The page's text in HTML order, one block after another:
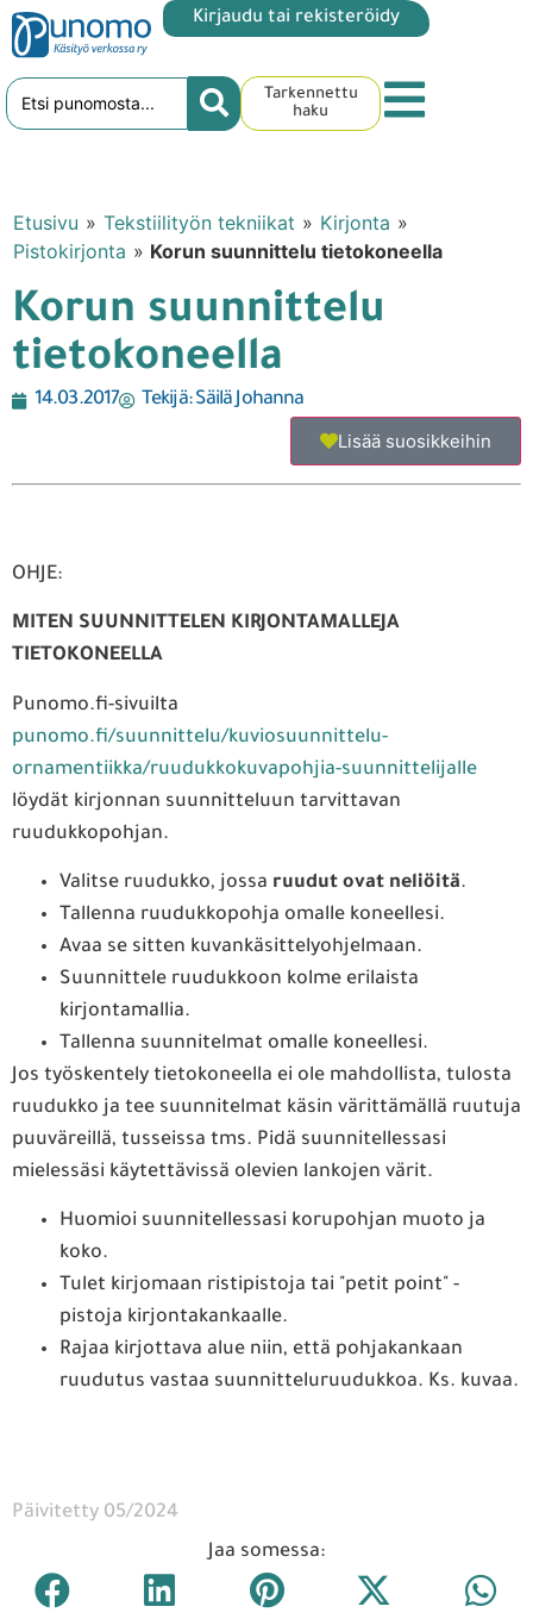
Kirjaudu tai rekisteröidy
Tarkennettu
haku
Etusivu » Tekstiilityön tekniikat » Kirjonta »
Pistokirjonta » Korun suunnittelu tietokoneella
Korun suunnittelu
tietokoneella
14.03.2017 Tekijä:Säilä Johanna
Lisää suosikkeihin
OHJE:
MITEN SUUNNITTELEN KIRJONTAMALLEJA
TIETOKONEELLA
Punomo.fi-sivuilta
punomo.fi/suunnittelu/kuviosuunnittelu-
ornamentiikka/ruudukkokuvapohjia-suunnittelijalle
löydät kirjonnan suunnitteluun tarvittavan
ruudukkopohjan.
Valitse ruudukko, jossa ruudut ovat neliöitä.
Tallenna ruudukkopohja omalle koneellesi.
Avaa se sitten kuvankäsittelyohjelmaan.
Suunnittele ruudukkoon kolme erilaista
kirjontamallia.
Tallenna suunnitelmat omalle koneellesi.
Jos työskentely tietokoneella ei ole mahdollista, tulosta
ruudukko ja tee suunnitelmat käsin värittämällä ruutuja
puuväreillä, tusseissa tms. Pidä suunnitellessasi
mielessäsi käytettävissä olevien lankojen värit.
Huomioi suunnitellessasi korupohjan muoto ja
koko.
Tulet kirjomaan ristipistoja tai "petit point" -
pistoja kirjontakankaalle.
Rajaa kirjottava alue niin, että pohjakankaan
ruudutus vastaa suunnitteluruudukkoa. Ks. kuvaa.
Päivitetty 05/2024
Jaa somessa: